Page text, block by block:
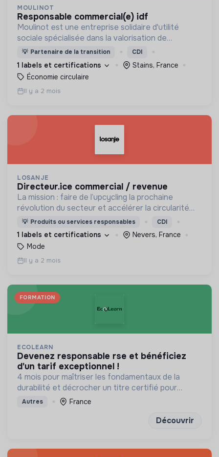
MOULINOT
responsable commercial(e) idf
Moulinot est une entreprise solidaire d'utilité
sociale spécialisée dans la valorisation de
biodéchets, et qui développe des programmes
d'accompagnement de personnes en recherche
d'emploi
💡 Partenaire de la transition CDI
1 labels et certifications
Stains, France
Économie circulaire
Il y a 2 mois
LOSANJE
directeur.ice commercial / revenue
La mission : faire de l’upcycling la prochaine
révolution du secteur et accélérer la circularité
dans l’industrie textile grâce à une solution unique,
combinant performance écologique et
économique.
💡 Produits ou services responsables CDI
1 labels et certifications
Nevers, France
Mode
Il y a 2 mois
FORMATION
ECOLEARN
devenez responsable rse et bénéficiez
d'un tarif exceptionnel !
4 mois pour maîtriser les fondamentaux de la
durabilité et décrocher un titre certifié pour
transformer les modèles d'affaires de demain
Autres France
Découvrir